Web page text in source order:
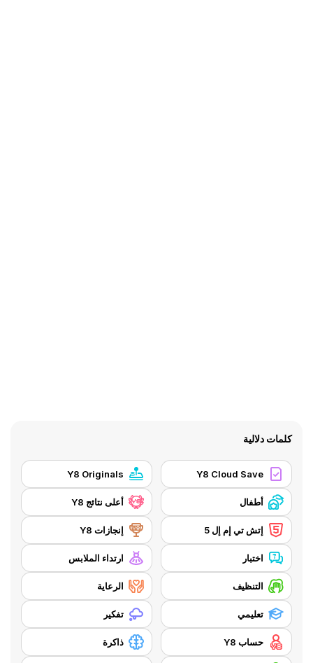
كلمات دلالية
Y8 Cloud Save
Y8 Originals
أطفال أعلى نتائج Y8
إتش تي إم إل 5 إنجازات Y8
اختبار ارتداء الملابس
التنظيف الرعاية
تعليمي تفكير
حساب Y8 ذاكرة